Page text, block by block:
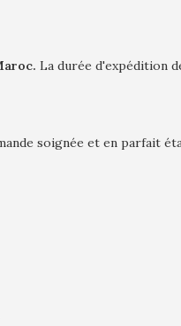
La durée d'expédition
soignée et en parfait